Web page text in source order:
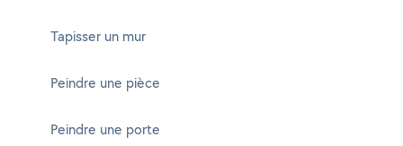
Tapisser un mur
Peindre une pièce
Peindre une porte